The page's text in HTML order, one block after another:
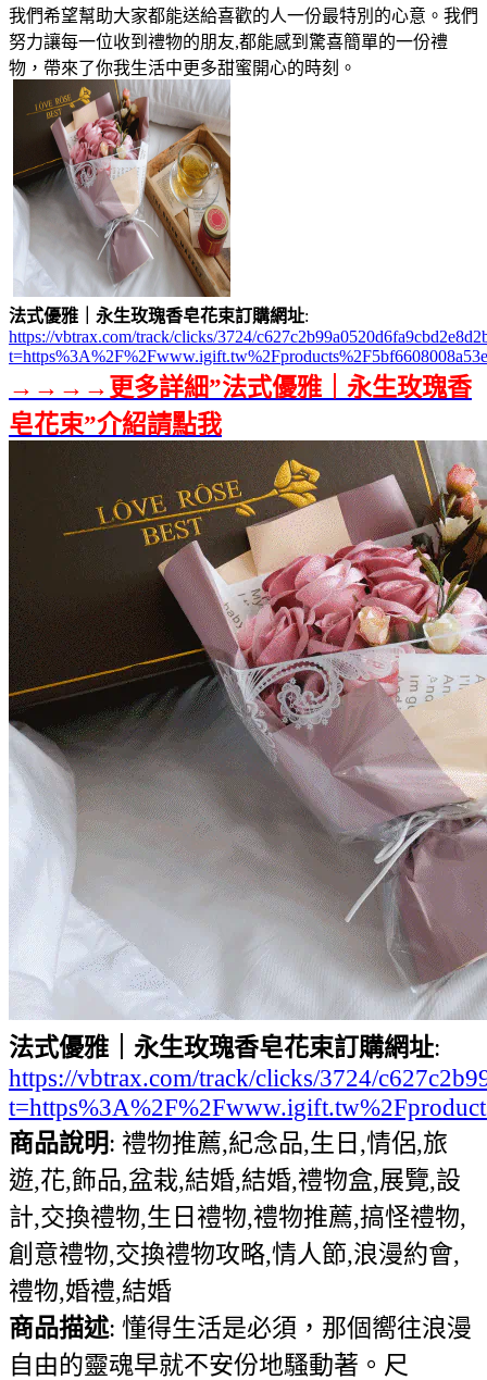
我們希望幫助大家都能送給喜歡的人一份最特別的心意。我們
努力讓每一位收到禮物的朋友,都能感到驚喜簡單的一份禮
物，帶來了你我生活中更多甜蜜開心的時刻。
法式優雅｜永生玫瑰香皂花束訂購網址:
https://vbtrax.com/track/clicks/3724/
→→→→更多詳細”法式優雅｜永生玫瑰香
皂花束”介紹請點我
法式優雅｜永生玫瑰香皂花束訂購網址:
https://vbtrax.com/track/clicks/3724/
商品說明: 禮物推薦,紀念品,生日,情侶,旅
遊,花,飾品,盆栽,結婚,結婚,禮物盒,展覽,設
計,交換禮物,生日禮物,禮物推薦,搞怪禮物,
創意禮物,交換禮物攻略,情人節,浪漫約會,
禮物,婚禮,結婚
商品描述: 懂得生活是必須，那個嚮往浪漫
自由的靈魂早就不安份地騷動著。尺